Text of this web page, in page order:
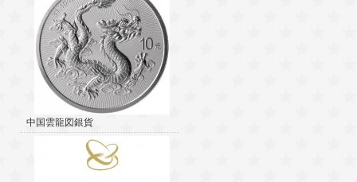
中国雲龍図銀貨